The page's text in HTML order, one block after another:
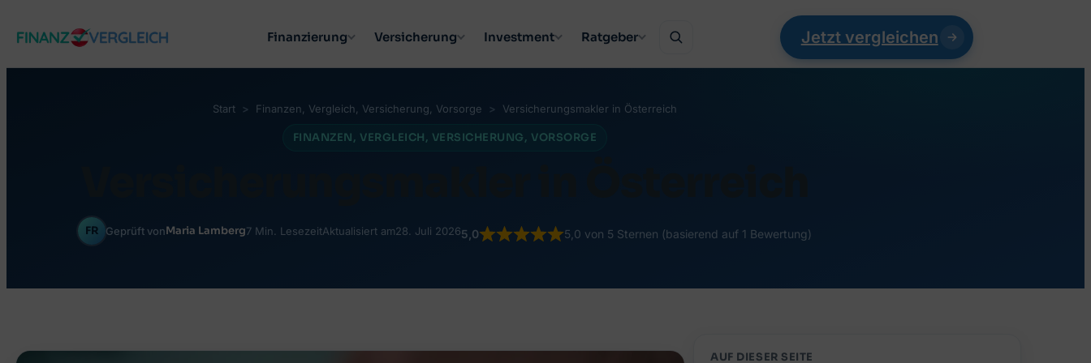
Inhalt
springen
Finanzierung Versicherung Investment Ratgeber Jetzt vergleichen
Start Finanzen, Vergleich, Versicherung, Vorsorge Versicherungsmakler in Österreich
FINANZEN, VERGLEICH, VERSICHERUNG, VORSORGE
FR Geprüft vonMaria Lamberg7 Min. LesezeitAktualisiert am28. Juli 20265,0 5,0 von 5 Sternen (basierend auf 1 Bewertung)
AUF DIESER SEITE